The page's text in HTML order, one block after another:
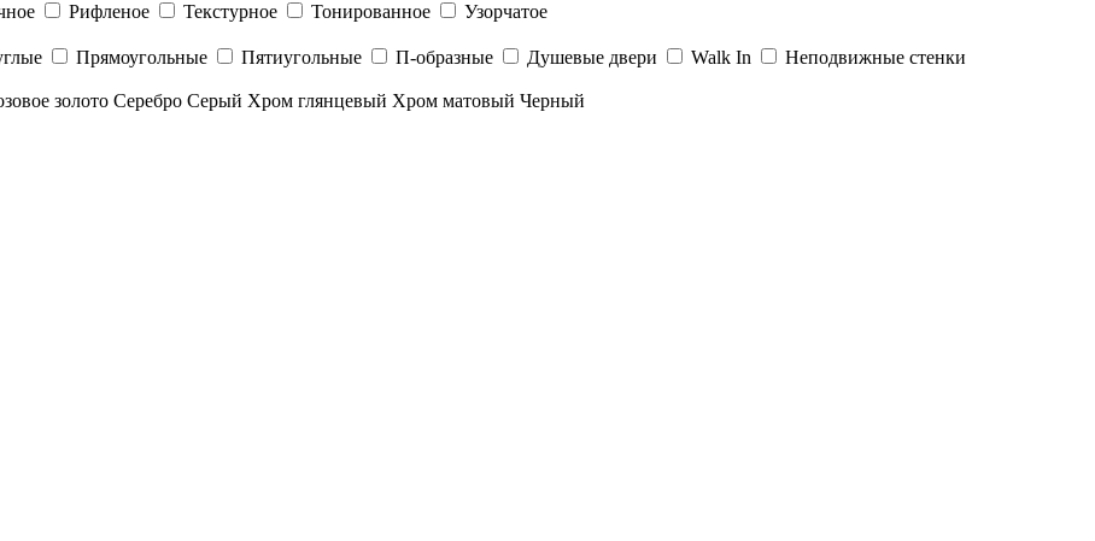
Рифленое Текстурное Тонированное
Узорчатое
Прямоугольные Пятиугольные П-образные Душевые двери Walk In
Неподвижные стенки
золото Серебро Серый Хром глянцевый Хром матовый Черный